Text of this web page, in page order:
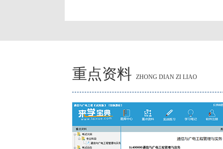
重点资料 ZHONG DIAN ZI LIAO